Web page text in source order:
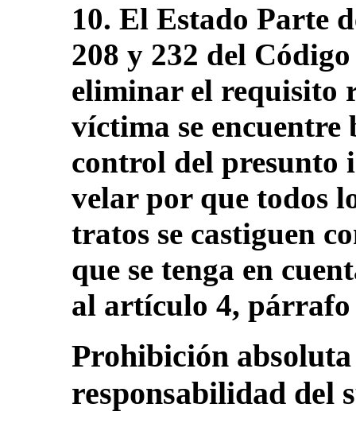
10. El Estado Parte
208 y 232 del
eliminar el requisito
víctima se
control del presunto
velar por que todos
tratos se castiguen
que se tenga en
al artículo 4, párrafo
Prohibición
responsabilidad del